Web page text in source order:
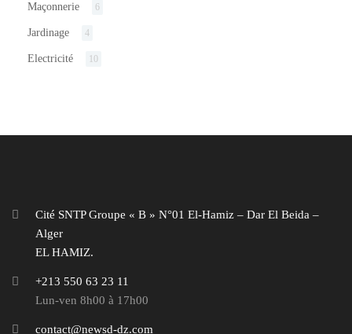
Maçonnerie 6
Jardinage 4
Electricité 10
Cité SNTP Groupe « B » N°01 El-Hamiz – Dar El Beida –
Alger
EL HAMIZ.
+213 550 63 23 11
Lun-ven 8h00 à 17h00
contact@newsd-dz.com